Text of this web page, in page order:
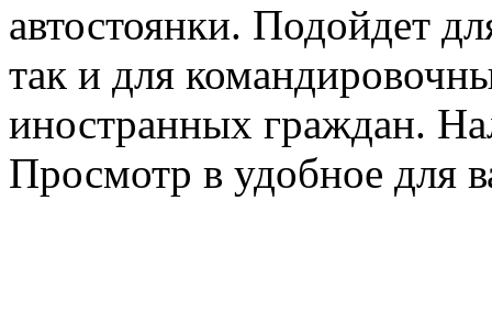
автостоянки. Подойдет
так и для
иностранных граждан.
Просмотр в удобное для